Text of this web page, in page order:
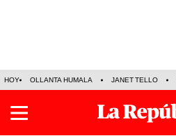
HOY OLLANTA HUMALA JANET TELLO